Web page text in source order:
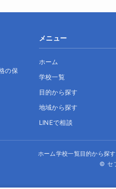
の保
メニュー
ホーム
学校一覧
目的から探す
地域から探す
LINEで相談
ホーム学校一覧目的から探す
© セ